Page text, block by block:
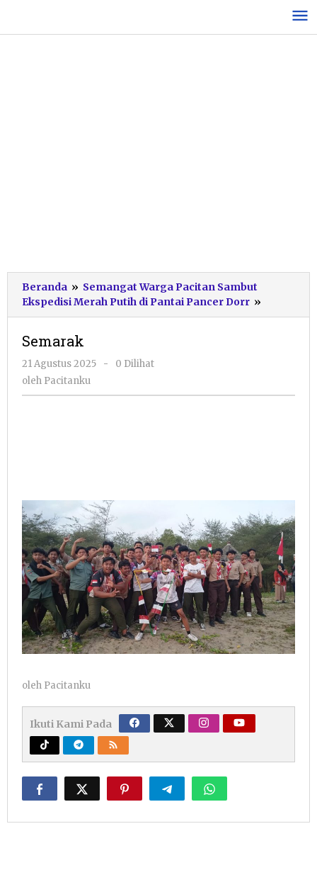
konten
Beranda » Semangat Warga Pacitan Sambut
Ekspedisi Merah Putih di Pantai Pancer Dorr »
Semarak
21 Agustus 2025
oleh
-
0 Dilihat
oleh Pacitanku
oleh Pacitanku
Ikuti Kami Pada